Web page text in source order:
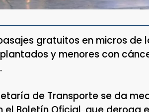
gratuitos en micros de
y menores con
de Transporte se da